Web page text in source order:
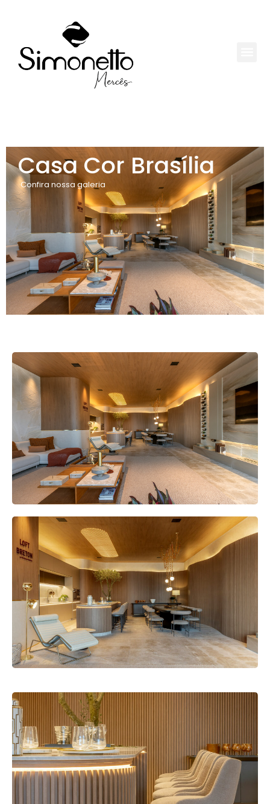
Casa Cor Brasília
Confira nossa galeria